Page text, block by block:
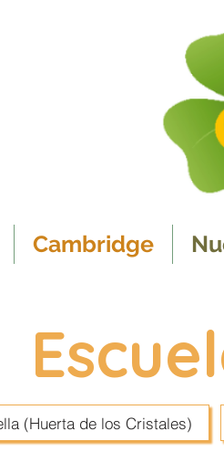
Cambridge
(Huerta de los Cristales)